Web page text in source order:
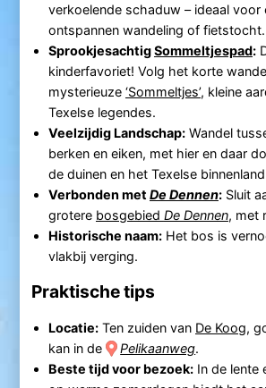
verkoelende schaduw – ideaal voor
ontspannen wandeling of fietstocht.
SprookjesachtigSommeltjespad:
kinderfavoriet! Volg het korte
mysterieuze ‘Sommeltjes’, kleine
Texelse legendes.
Veelzijdig Landschap:Wandel
berken en eiken, met hier en daar
de duinen en het Texelse
Verbonden met De Dennen:Sluit
grotere bosgebied De Dennen, met
Historische naam:Het bos is
vlakbij verging.
Praktische tips
Locatie:Ten zuiden van De Koog,
kan in de
Pelikaanweg.
Beste tijd voor bezoek:In de lente